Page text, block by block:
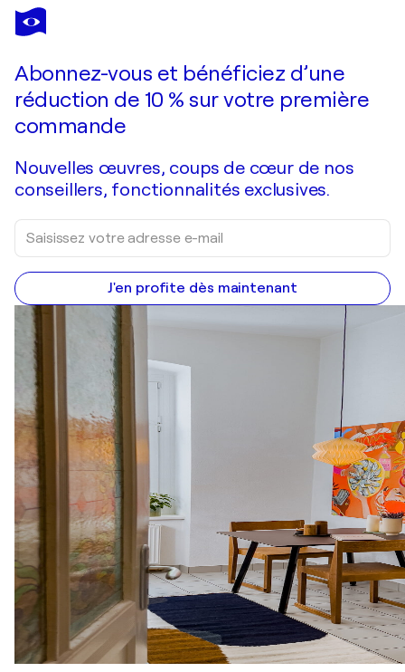
FABRIZIO
SIRONI
Je passe commande
Abonnez-vous et bénéficiez d’une
réduction de 10 % sur votre première
commande
Nouvelles œuvres, coups de cœur de nos
conseillers, fonctionnalités exclusives.
J'en profite dès maintenant